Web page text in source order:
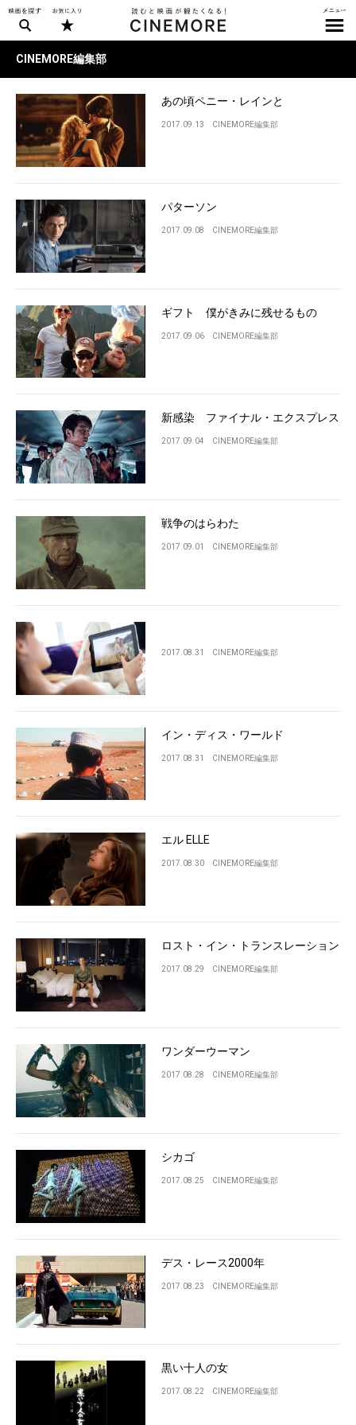
CINEMORE編集部
あの頃ペニー・レインと
2017.09.13 CINEMORE編集部
パターソン
2017.09.08 CINEMORE編集部
ギフト 僕がきみに残せるもの
2017.09.06 CINEMORE編集部
新感染 ファイナル・エクスプレス
2017.09.04 CINEMORE編集部
戦争のはらわた
2017.09.01 CINEMORE編集部
2017.08.31 CINEMORE編集部
イン・ディス・ワールド
2017.08.31 CINEMORE編集部
エル ELLE
2017.08.30 CINEMORE編集部
ロスト・イン・トランスレーション
2017.08.29 CINEMORE編集部
ワンダーウーマン
2017.08.28 CINEMORE編集部
シカゴ
2017.08.25 CINEMORE編集部
デス・レース2000年
2017.08.23 CINEMORE編集部
黒い十人の女
2017.08.22 CINEMORE編集部